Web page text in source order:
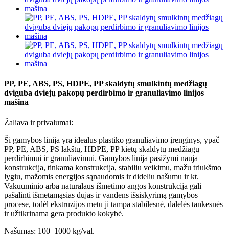
PP, PE, ABS, PS, HDPE, PP skaldytų smulkintų medžiagų
dviguba dviejų pakopų perdirbimo ir granuliavimo linijos
mašina
Žaliava ir privalumai:
Ši gamybos linija yra idealus plastiko granuliavimo įrenginys, ypač
PP, PE, ABS, PS lakštų, HDPE, PP kietų skaldytų medžiagų
perdirbimui ir granuliavimui. Gamybos linija pasižymi nauja
konstrukcija, tinkama konstrukcija, stabiliu veikimu, mažu triukšmo
lygiu, mažomis energijos sąnaudomis ir dideliu našumu ir kt.
Vakuuminio arba natūralaus išmetimo angos konstrukcija gali
pašalinti išmetamąsias dujas ir vandens išsiskyrimą gamybos
procese, todėl ekstruzijos metu ji tampa stabilesnė, dalelės tankesnės
ir užtikrinama gera produkto kokybė.
Našumas: 100–1000 kg/val.